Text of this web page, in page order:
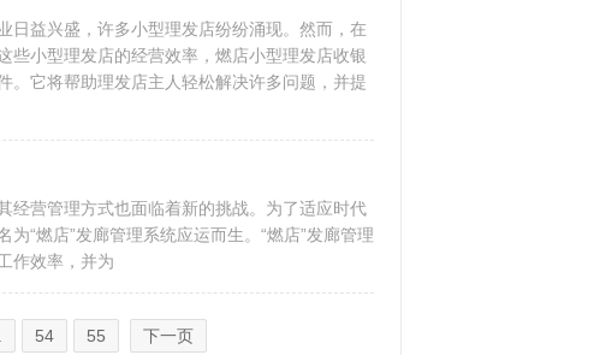
日益兴盛，许多小型理发店纷纷涌现。然而，在
些小型理发店的经营效率，燃店小型理发店收银
。它将帮助理发店主人轻松解决许多问题，并提
经营管理方式也面临着新的挑战。为了适应时代
“燃店”发廊管理系统应运而生。“燃店”发廊管理
作效率，并为
54 55 下一页